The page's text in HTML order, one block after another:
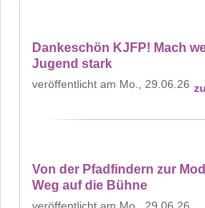
Dankeschön KJFP! Mach
Jugend stark
Mo., 29.06.26
Von der Pfadfindern zur
Weg auf die Bühne